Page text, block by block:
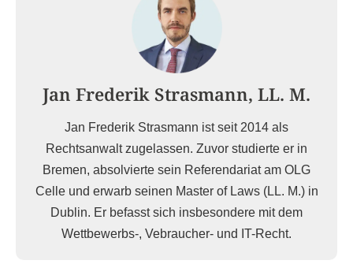
Jan Frederik Strasmann, LL. M.
Jan Frederik Strasmann ist seit 2014 als
Rechtsanwalt zugelassen. Zuvor studierte er in
Bremen, absolvierte sein Referendariat am OLG
Celle und erwarb seinen Master of Laws (LL. M.) in
Dublin. Er befasst sich insbesondere mit dem
Wettbewerbs-, Vebraucher- und IT-Recht.